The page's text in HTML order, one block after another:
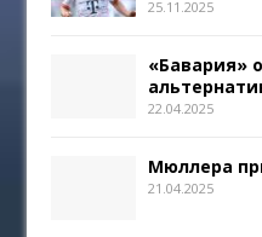
25.11.2025
«Бавария»
22.04.2025
Мюллера
21.04.2025